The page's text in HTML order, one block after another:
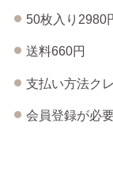
50枚入り2980
送料660円
支払い方法ク
会員登録が必